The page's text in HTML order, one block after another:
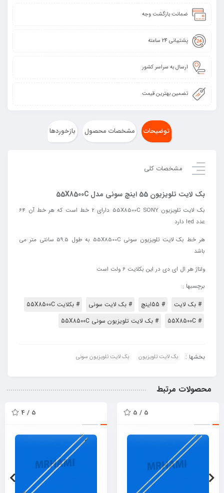
ضمانت بازگشت وجه
پشتیبانی 24 ساعته
ارسال به سراسر کشور
تضمین بهترین قیمت
توضیحات مشخصات محصول بازخوردها
مشخصات کلی
بک لایت تلویزیون 55 اینچ سونی مدل 55X8500C
بک لایت تلویزیون 55X8500C SONY دارای 2 خط است که هر خط آن 64
عدد led دارد
هر خط بک لایت تلویزیون سونی 55X8500C به طول 59.5 سانتی متر می
باشد
ولتاژ هر ال ای دی در این بکلایت 6 ولت است
برچسبها :
# بک لایت # 55اینچ # بک لایت سونی
# بکلایت 55X8500C
# 55X8500C
# بک لایت تلویزیون سونی 55X8500C
بخشها : بک لایت تلویزیون بک لایت تلویزیون سونی
محصولات مرتبط
5 / 5
5 / 4